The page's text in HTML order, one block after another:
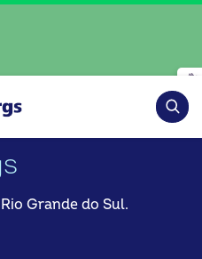
Grande do Sul.